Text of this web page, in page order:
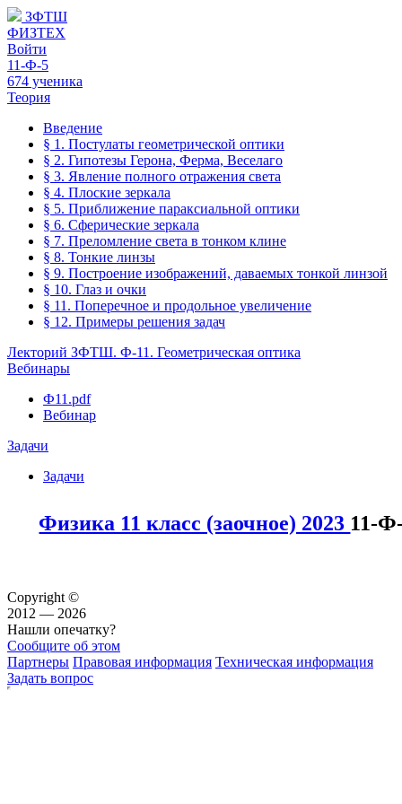
ЗФТШ
ФИЗТЕХ
Войти
11-Ф-5
674 ученика
Теория
Введение
§ 1. Постулаты геометрической оптики
§ 2. Гипотезы Герона, Ферма, Веселаго
§ 3. Явление полного отражения света
§ 4. Плоские зеркала
§ 5. Приближение параксиальной оптики
§ 6. Сферические зеркала
§ 7. Преломление света в тонком клине
§ 8. Тонкие линзы
§ 9. Построение изображений, даваемых тонкой линзой
§ 10. Глаз и очки
§ 11. Поперечное и продольное увеличение
§ 12. Примеры решения задач
Лекторий ЗФТШ. Ф-11. Геометрическая оптика
Вебинары
Ф11.pdf
Вебинар
Задачи
Задачи
Физика 11 класс (заочное) 2023 11-
Copyright ©
2012 — 2026
Нашли опечатку?
Сообщите об этом
Партнеры Правовая информация Техническая информация
Задать вопрос